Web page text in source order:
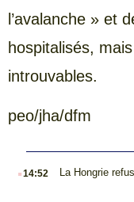
l’avalanche » et
hospitalisés,
introuvables.
peo/jha/dfm
.14:52 La Hongrie